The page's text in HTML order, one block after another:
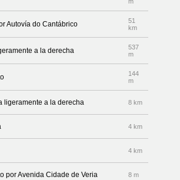
Autovía do Cantábrico
51
km
a la derecha
537
m
144
m
ligeramente a la derecha 8 km
4 km
4 km
por Avenida Cidade de Veria 8 m